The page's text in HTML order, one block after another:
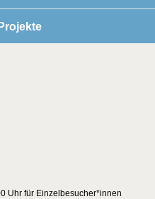
Uhr für Einzelbesucher*innen